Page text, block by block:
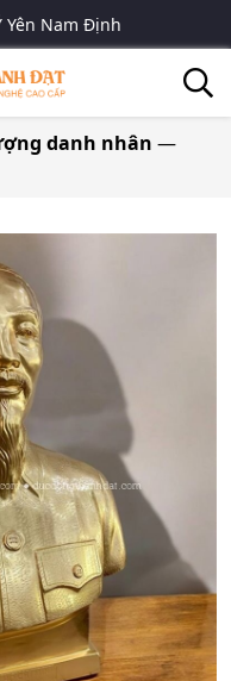
Nam Định
danh nhân —